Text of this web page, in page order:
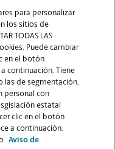
TIENDA
para personalizar
los sitios de
TODAS LAS
Puede cambiar
en el botón
a continuación. Tiene
las de segmentación,
personal con
estatal
clic en el botón
a continuación.
Aviso de